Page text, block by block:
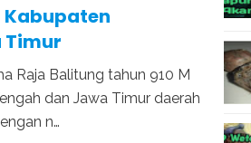
Kabupaten
Timur
Raja Balitung tahun 910 M
dan Jawa Timur daerah
n…